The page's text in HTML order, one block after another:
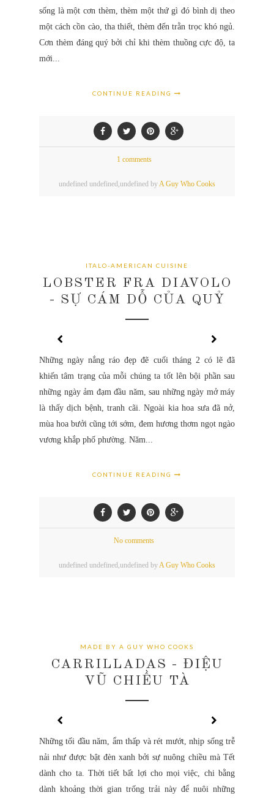
sống là một cơn thèm, thèm một thứ gì đó bình dị theo
một cách cồn cào, tha thiết, thèm đến trằn trọc khó ngủ.
Cơn thèm đáng quý bởi chỉ khi thèm thuồng cực độ, ta
mới...
CONTINUE READING
1 comments
undefined undefined,undefined byA Guy Who Cooks
ITALO-AMERICAN CUISINE
LOBSTER FRA DIAVOLO
- SỰ CÁM DỖ CỦA QUỶ
Những ngày nắng ráo đẹp đẽ cuối tháng 2 có lẽ đã
khiến tâm trạng của mỗi chúng ta tốt lên bội phần sau
những ngày ảm đạm đầu năm, sau những ngày mở máy
là thấy dịch bệnh, tranh cãi. Ngoài kia hoa sưa đã nở,
mùa hoa bưởi cũng tới sớm, đem hương thơm ngọt ngào
vương khắp phố phường. Năm...
CONTINUE READING
No comments
undefined undefined,undefined byA Guy Who Cooks
MADE BY A GUY WHO COOKS
CARRILLADAS - ĐIỆU
VŨ CHIỀU TÀ
Những tối đầu năm, ẩm thấp và rét mướt, nhịp sống trễ
nải như được bật đèn xanh bởi sự nuông chiều mà Tết
dành cho ta. Thời tiết bất lợi cho mọi việc, chi bằng
dành khoảng thời gian trống trải này để nuôi những